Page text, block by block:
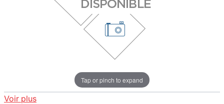
Tap or pinch to expand
Voir plus